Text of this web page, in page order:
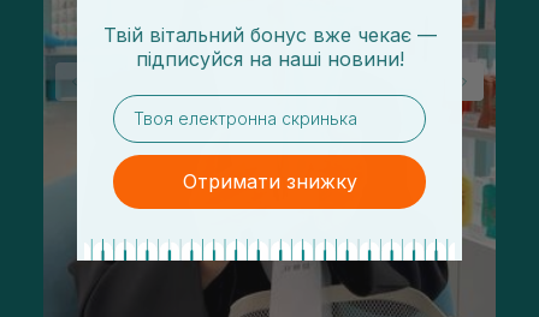
Твій вітальний бонус вже чекає —
підписуйся на наші новини!
email
Отримати знижку